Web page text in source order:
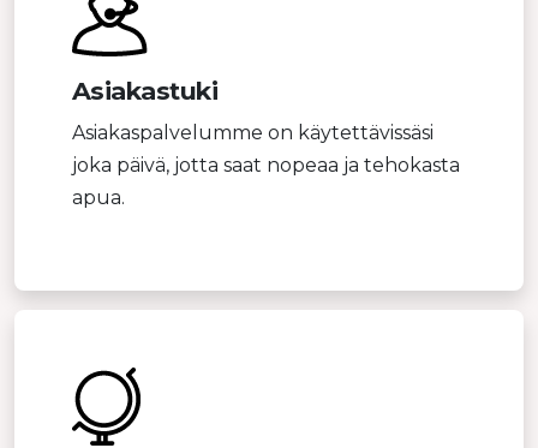
Asiakastuki
Asiakaspalvelumme on käytettävissäsi
joka päivä, jotta saat nopeaa ja tehokasta
apua.